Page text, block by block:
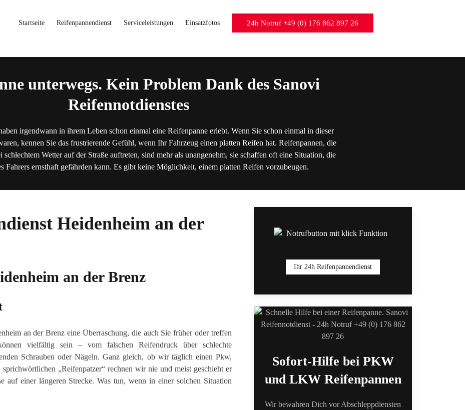
Startseite Reifenpannendienst Serviceleistungen Einsatzfotos 24h Notruf +49 (0) 176 862 897 26
unterwegs. Kein Problem Dank des Sanovi
Reifennotdienstes
irgendwann in ihrem Leben schon einmal eine Reifenpanne erlebt. Wenn Sie schon einmal in dieser
kennen Sie das frustrierende Gefühl, wenn Ihr Fahrzeug einen platten Reifen hat. Reifenpannen, die
schlechtem Wetter auf der Straße auftreten, sind mehr als unangenehm, sie schaffen oft eine Situation, die
Fahrers ernsthaft gefährden kann. Es gibt keine Möglichkeit, einem platten Reifen vorzubeugen.
Heidenheim an der
an der Brenz
an der Brenz eine Überraschung, die auch Sie früher oder treffen
vielfältig sein – vom falschen Reifendruck über schlechte
Schrauben oder Nägeln. Ganz gleich, ob wir täglich einen Pkw,
„Reifenpatzer“ rechnen wir nie und meist geschieht er
auf einer längeren Strecke. Was tun, wenn in einer solchen Situation
Ihr 24h Reifenpannendienst
Sofort-Hilfe bei PKW
und LKW Reifenpannen
Wir bewahren Dich vor Abschleppdiensten